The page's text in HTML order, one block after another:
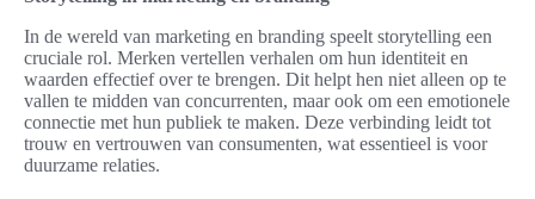
In de wereld van marketing en branding speelt storytelling een
cruciale rol. Merken vertellen verhalen om hun identiteit en
waarden effectief over te brengen. Dit helpt hen niet alleen op te
vallen te midden van concurrenten, maar ook om een emotionele
connectie met hun publiek te maken. Deze verbinding leidt tot
trouw en vertrouwen van consumenten, wat essentieel is voor
duurzame relaties.